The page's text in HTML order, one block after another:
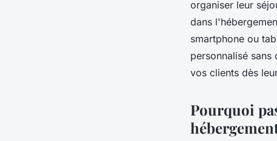
organiser leur
dans
smartphone ou
personnalisé
vos clients dès
Pourquoi